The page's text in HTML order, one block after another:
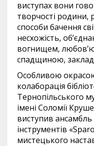
виступах вони
творчості родини,
способи бачення
несхожість,
вогнищем,
спадщиною,
Особливою
колаборація
Тернопільського
імені Соломії
виступив
інструментів
мистецького